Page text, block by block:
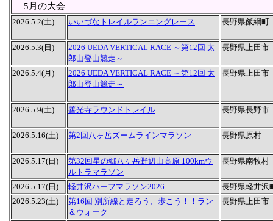
5月の大会
2026.5.2(土) いいづなトレイルランニングレース 長野県飯綱町
2026.5.3(日)
2026 UEDA VERTICAL RACE ～第12回 太
郎山登山競走～
長野県上田市
2026.5.4(月)
2026 UEDA VERTICAL RACE ～第12回 太
郎山登山競走～
長野県上田市
2026.5.9(土) 善光寺ラウンドトレイル 長野県長野市
2026.5.16(土) 第2回八ヶ岳ズームラインマラソン 長野県原村
2026.5.17(日)
第32回星の郷八ヶ岳野辺山高原 100kmウ
ルトラマラソン
長野県南牧村
2026.5.17(日) 軽井沢ハーフマラソン2026
長野県軽井沢
2026.5.23(土)
第16回 別所線と走ろう、歩こう！！ラン
＆ウォーク
長野県上田市